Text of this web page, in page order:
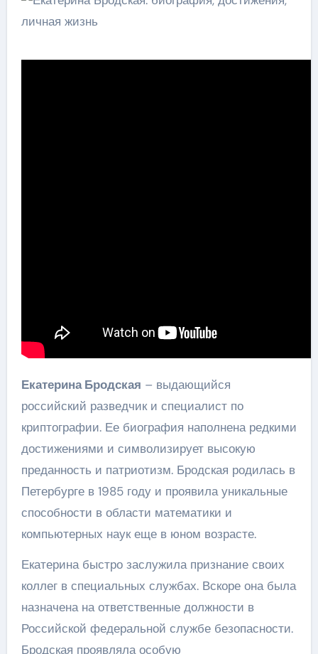
Екатерина Бродская – выдающийся
российский разведчик и специалист по
криптографии. Ее биография наполнена редкими
достижениями и символизирует высокую
преданность и патриотизм. Бродская родилась в
Петербурге в 1985 году и проявила уникальные
способности в области математики и
компьютерных наук еще в юном возрасте.
Екатерина быстро заслужила признание своих
коллег в специальных службах. Вскоре она была
назначена на ответственные должности в
Российской федеральной службе безопасности.
Бродская проявляла особую